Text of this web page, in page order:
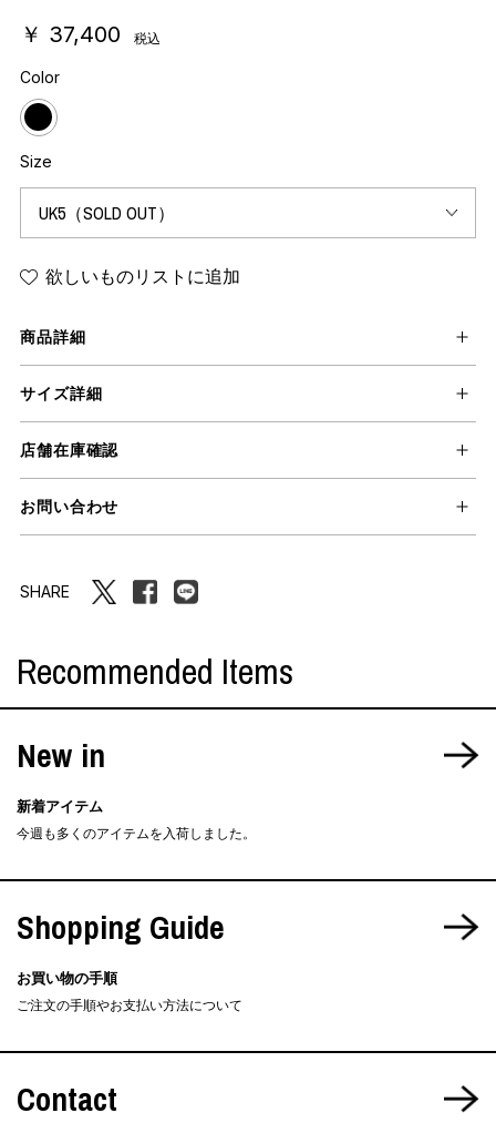
￥ 37,400 税込
Color
Size
欲しいものリストに追加
商品詳細
サイズ詳細
店舗在庫確認
お問い合わせ
SHARE
Recommended Items
New in
新着アイテム
今週も多くのアイテムを入荷しました。
Shopping Guide
お買い物の手順
ご注文の手順やお支払い方法について
Contact